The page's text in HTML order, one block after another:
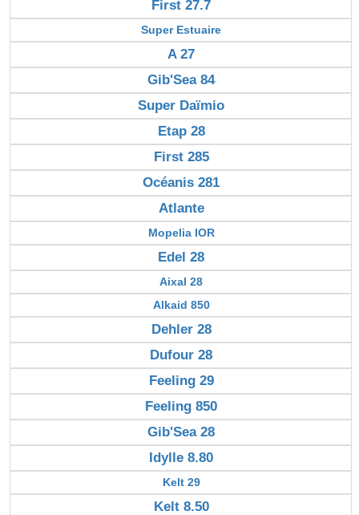
First 27.7
Super Estuaire
A 27
Gib'Sea 84
Super Daïmio
Etap 28
First 285
Océanis 281
Atlante
Mopelia IOR
Edel 28
Aixal 28
Alkaid 850
Dehler 28
Dufour 28
Feeling 29
Feeling 850
Gib'Sea 28
Idylle 8.80
Kelt 29
Kelt 8.50